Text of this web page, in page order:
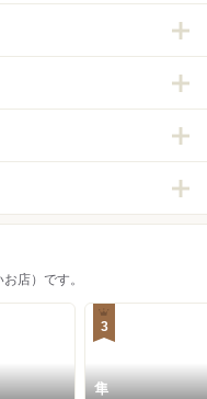
店）です。
3
隼